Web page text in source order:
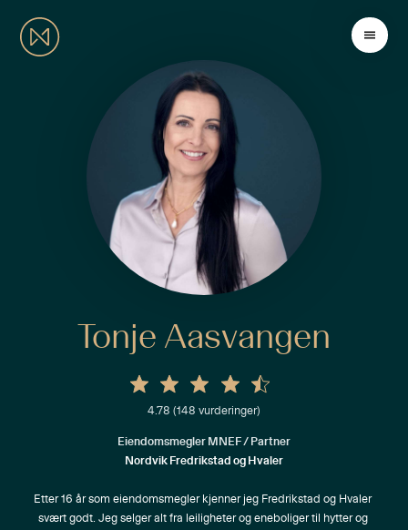
Tonje Aasvangen
4.78 (148 vurderinger)
Eiendomsmegler MNEF / Partner
Nordvik Fredrikstad og Hvaler
Etter 16 år som eiendomsmegler kjenner jeg Fredrikstad og Hvaler
svært godt. Jeg selger alt fra leiligheter og eneboliger til hytter og